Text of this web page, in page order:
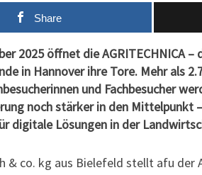
Share
2025 öffnet die AGRITECHNICA
in Hannover ihre Tore. Mehr als
und Fachbesucher
noch stärker in den Mittelpunkt
digitale Lösungen in der
& co. kg aus Bielefeld stellt afu der